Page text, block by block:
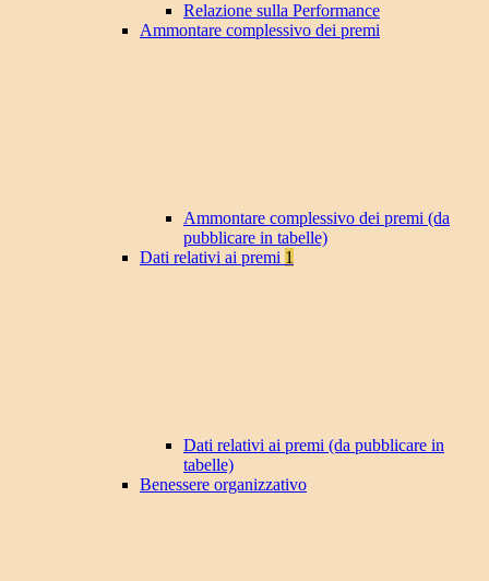
Relazione sulla Performance
Ammontare complessivo dei premi
Ammontare complessivo dei premi (da
pubblicare in tabelle)
Dati relativi ai premi 1
Dati relativi ai premi (da pubblicare in
tabelle)
Benessere organizzativo